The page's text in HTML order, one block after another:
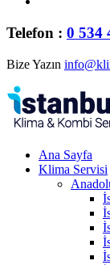
Telefon : 0 534
Bize Yazın
Ana Sayfa
Klima Servisi